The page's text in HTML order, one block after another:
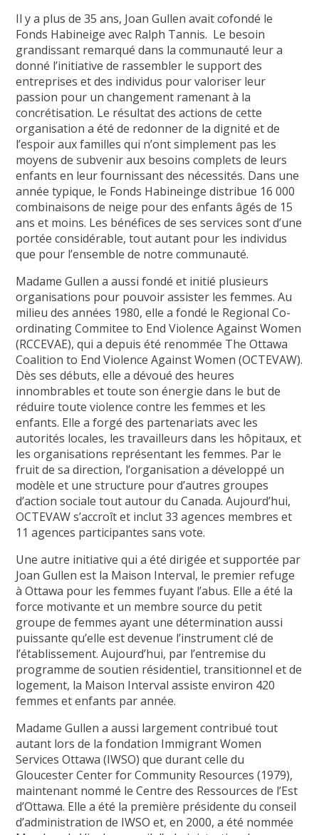
Il y a plus de 35 ans, Joan Gullen avait cofondé le
Fonds Habineige avec Ralph Tannis. Le besoin
grandissant remarqué dans la communauté leur a
donné l’initiative de rassembler le support des
entreprises et des individus pour valoriser leur
passion pour un changement ramenant à la
concrétisation. Le résultat des actions de cette
organisation a été de redonner de la dignité et de
l’espoir aux familles qui n’ont simplement pas les
moyens de subvenir aux besoins complets de leurs
enfants en leur fournissant des nécessités. Dans une
année typique, le Fonds Habineinge distribue 16 000
combinaisons de neige pour des enfants âgés de 15
ans et moins. Les bénéfices de ses services sont d’une
portée considérable, tout autant pour les individus
que pour l’ensemble de notre communauté.
Madame Gullen a aussi fondé et initié plusieurs
organisations pour pouvoir assister les femmes. Au
milieu des années 1980, elle a fondé le Regional Co-
ordinating Commitee to End Violence Against Women
(RCCEVAE), qui a depuis été renommée The Ottawa
Coalition to End Violence Against Women (OCTEVAW).
Dès ses débuts, elle a dévoué des heures
innombrables et toute son énergie dans le but de
réduire toute violence contre les femmes et les
enfants. Elle a forgé des partenariats avec les
autorités locales, les travailleurs dans les hôpitaux, et
les organisations représentant les femmes. Par le
fruit de sa direction, l’organisation a développé un
modèle et une structure pour d’autres groupes
d’action sociale tout autour du Canada. Aujourd’hui,
OCTEVAW s’accroît et inclut 33 agences membres et
11 agences participantes sans vote.
Une autre initiative qui a été dirigée et supportée par
Joan Gullen est la Maison Interval, le premier refuge
à Ottawa pour les femmes fuyant l’abus. Elle a été la
force motivante et un membre source du petit
groupe de femmes ayant une détermination aussi
puissante qu’elle est devenue l’instrument clé de
l’établissement. Aujourd’hui, par l’entremise du
programme de soutien résidentiel, transitionnel et de
logement, la Maison Interval assiste environ 420
femmes et enfants par année.
Madame Gullen a aussi largement contribué tout
autant lors de la fondation Immigrant Women
Services Ottawa (IWSO) que durant celle du
Gloucester Center for Community Resources (1979),
maintenant nommé le Centre des Ressources de l’Est
d’Ottawa. Elle a été la première présidente du conseil
d’administration de IWSO et, en 2000, a été nommée